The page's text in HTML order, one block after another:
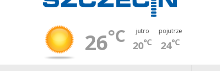
26°C jutro
20°C
pojutrze
24°C